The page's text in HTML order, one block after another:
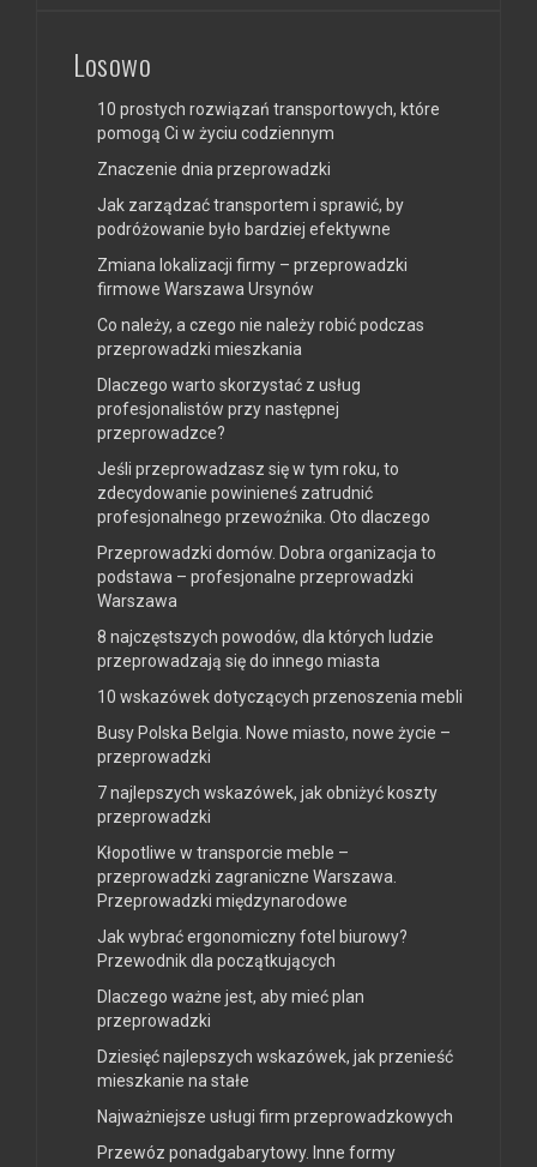
Losowo
10 prostych rozwiązań transportowych, które
pomogą Ci w życiu codziennym
Znaczenie dnia przeprowadzki
Jak zarządzać transportem i sprawić, by
podróżowanie było bardziej efektywne
Zmiana lokalizacji firmy – przeprowadzki
firmowe Warszawa Ursynów
Co należy, a czego nie należy robić podczas
przeprowadzki mieszkania
Dlaczego warto skorzystać z usług
profesjonalistów przy następnej
przeprowadzce?
Jeśli przeprowadzasz się w tym roku, to
zdecydowanie powinieneś zatrudnić
profesjonalnego przewoźnika. Oto dlaczego
Przeprowadzki domów. Dobra organizacja to
podstawa – profesjonalne przeprowadzki
Warszawa
8 najczęstszych powodów, dla których ludzie
przeprowadzają się do innego miasta
10 wskazówek dotyczących przenoszenia mebli
Busy Polska Belgia. Nowe miasto, nowe życie –
przeprowadzki
7 najlepszych wskazówek, jak obniżyć koszty
przeprowadzki
Kłopotliwe w transporcie meble –
przeprowadzki zagraniczne Warszawa.
Przeprowadzki międzynarodowe
Jak wybrać ergonomiczny fotel biurowy?
Przewodnik dla początkujących
Dlaczego ważne jest, aby mieć plan
przeprowadzki
Dziesięć najlepszych wskazówek, jak przenieść
mieszkanie na stałe
Najważniejsze usługi firm przeprowadzkowych
Przewóz ponadgabarytowy. Inne formy